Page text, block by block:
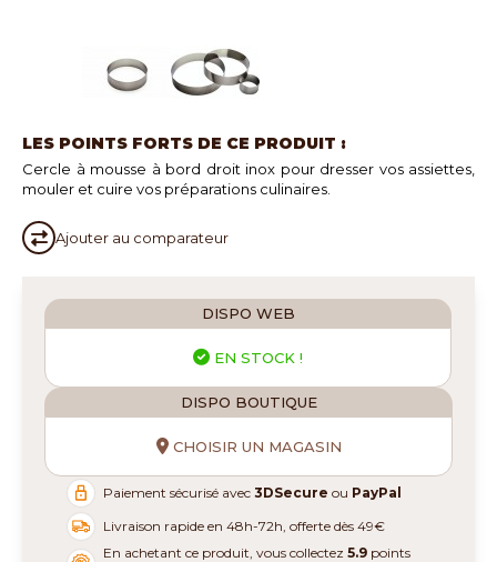
LES POINTS FORTS DE CE PRODUIT :
Cercle à mousse à bord droit inox pour dresser vos assiettes,
mouler et cuire vos préparations culinaires.
Ajouter au comparateur
DISPO WEB
EN STOCK !
DISPO BOUTIQUE
CHOISIR UN MAGASIN
Paiement sécurisé avec3DSecure ou PayPal
Livraison rapide en 48h-72h, offerte dès 49€
En achetant ce produit, vous collectez5.9 points